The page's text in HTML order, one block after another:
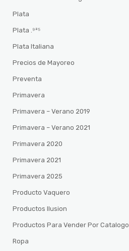
Plata
Plata .⁹²⁵
Plata Italiana
Precios de Mayoreo
Preventa
Primavera
Primavera – Verano 2019
Primavera – Verano 2021
Primavera 2020
Primavera 2021
Primavera 2025
Producto Vaquero
Productos Ilusion
Productos Para Vender Por Catalogo
Ropa